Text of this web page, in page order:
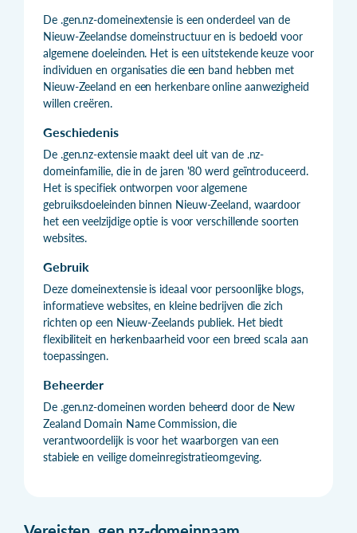
De .gen.nz-domeinextensie is een onderdeel van de
Nieuw-Zeelandse domeinstructuur en is bedoeld voor
algemene doeleinden. Het is een uitstekende keuze voor
individuen en organisaties die een band hebben met
Nieuw-Zeeland en een herkenbare online aanwezigheid
willen creëren.
Geschiedenis
De .gen.nz-extensie maakt deel uit van de .nz-
domeinfamilie, die in de jaren '80 werd geïntroduceerd.
Het is specifiek ontworpen voor algemene
gebruiksdoeleinden binnen Nieuw-Zeeland, waardoor
het een veelzijdige optie is voor verschillende soorten
websites.
Gebruik
Deze domeinextensie is ideaal voor persoonlijke blogs,
informatieve websites, en kleine bedrijven die zich
richten op een Nieuw-Zeelands publiek. Het biedt
flexibiliteit en herkenbaarheid voor een breed scala aan
toepassingen.
Beheerder
De .gen.nz-domeinen worden beheerd door de New
Zealand Domain Name Commission, die
verantwoordelijk is voor het waarborgen van een
stabiele en veilige domeinregistratieomgeving.